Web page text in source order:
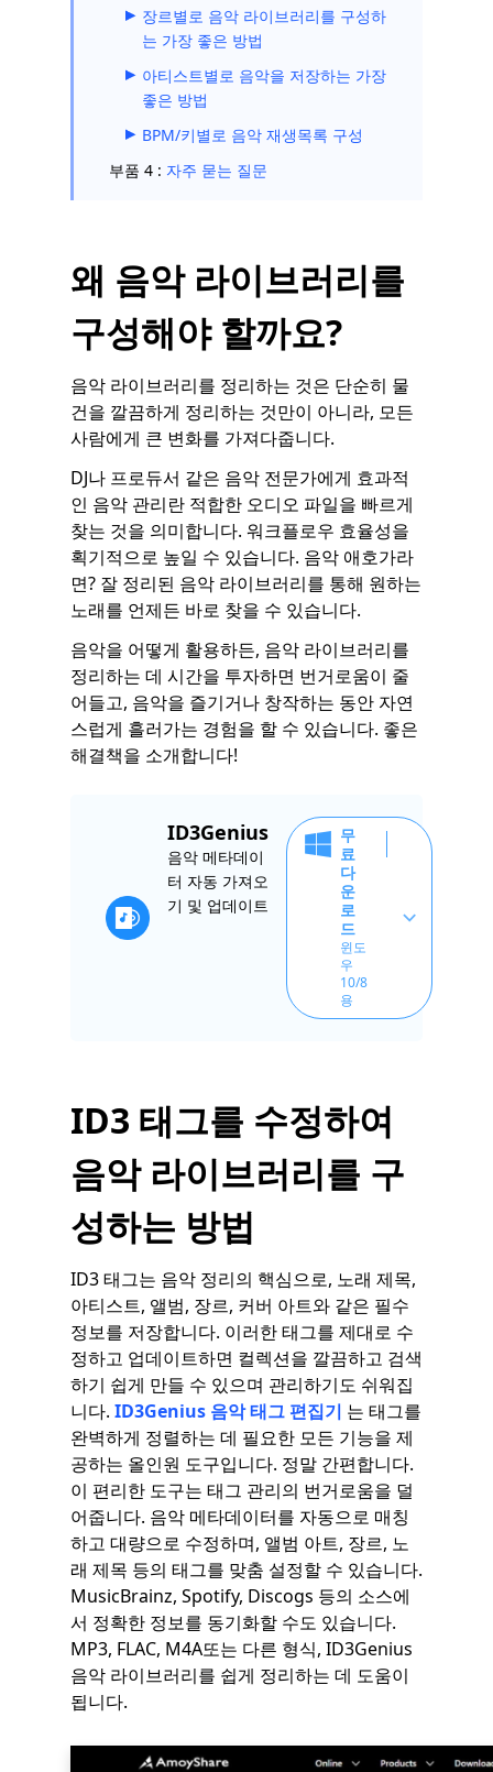
장르별로 음악 라이브러리를 구성하
는 가장 좋은 방법
아티스트별로 음악을 저장하는 가장
좋은 방법
BPM/키별로 음악 재생목록 구성
부품 4 : 자주 묻는 질문
왜 음악 라이브러리를
구성해야 할까요?
음악 라이브러리를 정리하는 것은 단순히 물
건을 깔끔하게 정리하는 것만이 아니라, 모든
사람에게 큰 변화를 가져다줍니다.
DJ나 프로듀서 같은 음악 전문가에게 효과적
인 음악 관리란 적합한 오디오 파일을 빠르게
찾는 것을 의미합니다. 워크플로우 효율성을
획기적으로 높일 수 있습니다. 음악 애호가라
면? 잘 정리된 음악 라이브러리를 통해 원하는
노래를 언제든 바로 찾을 수 있습니다.
음악을 어떻게 활용하든, 음악 라이브러리를
정리하는 데 시간을 투자하면 번거로움이 줄
어들고, 음악을 즐기거나 창작하는 동안 자연
스럽게 흘러가는 경험을 할 수 있습니다. 좋은
해결책을 소개합니다!
ID3Genius
음악 메타데이
터 자동 가져오
기 및 업데이트
무
료
다
운
로
드
윈도
우
10/8
용
ID3 태그를 수정하여
음악 라이브러리를 구
성하는 방법
ID3 태그는 음악 정리의 핵심으로, 노래 제목,
아티스트, 앨범, 장르, 커버 아트와 같은 필수
정보를 저장합니다. 이러한 태그를 제대로 수
정하고 업데이트하면 컬렉션을 깔끔하고 검색
하기 쉽게 만들 수 있으며 관리하기도 쉬워집
니다. ID3Genius 음악 태그 편집기 는 태그를
완벽하게 정렬하는 데 필요한 모든 기능을 제
공하는 올인원 도구입니다. 정말 간편합니다.
이 편리한 도구는 태그 관리의 번거로움을 덜
어줍니다. 음악 메타데이터를 자동으로 매칭
하고 대량으로 수정하며, 앨범 아트, 장르, 노
래 제목 등의 태그를 맞춤 설정할 수 있습니다.
MusicBrainz, Spotify, Discogs 등의 소스에
서 정확한 정보를 동기화할 수도 있습니다.
MP3, FLAC, M4A또는 다른 형식, ID3Genius
음악 라이브러리를 쉽게 정리하는 데 도움이
됩니다.